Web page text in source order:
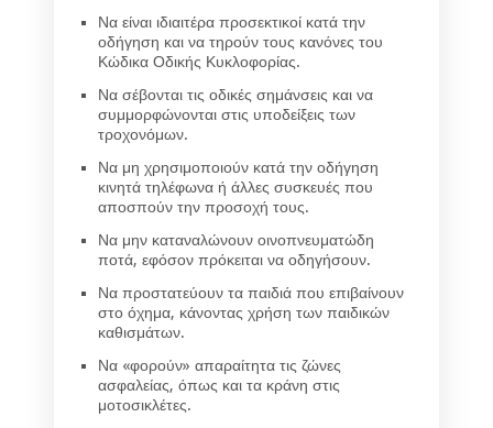
Να είναι ιδιαιτέρα προσεκτικοί κατά την
οδήγηση και να τηρούν τους κανόνες του
Κώδικα Οδικής Κυκλοφορίας.
Να σέβονται τις οδικές σημάνσεις και να
συμμορφώνονται στις υποδείξεις των
τροχονόμων.
Να μη χρησιμοποιούν κατά την οδήγηση
κινητά τηλέφωνα ή άλλες συσκευές που
αποσπούν την προσοχή τους.
Να μην καταναλώνουν οινοπνευματώδη
ποτά, εφόσον πρόκειται να οδηγήσουν.
Να προστατεύουν τα παιδιά που επιβαίνουν
στο όχημα, κάνοντας χρήση των παιδικών
καθισμάτων.
Να «φορούν» απαραίτητα τις ζώνες
ασφαλείας, όπως και τα κράνη στις
μοτοσικλέτες.